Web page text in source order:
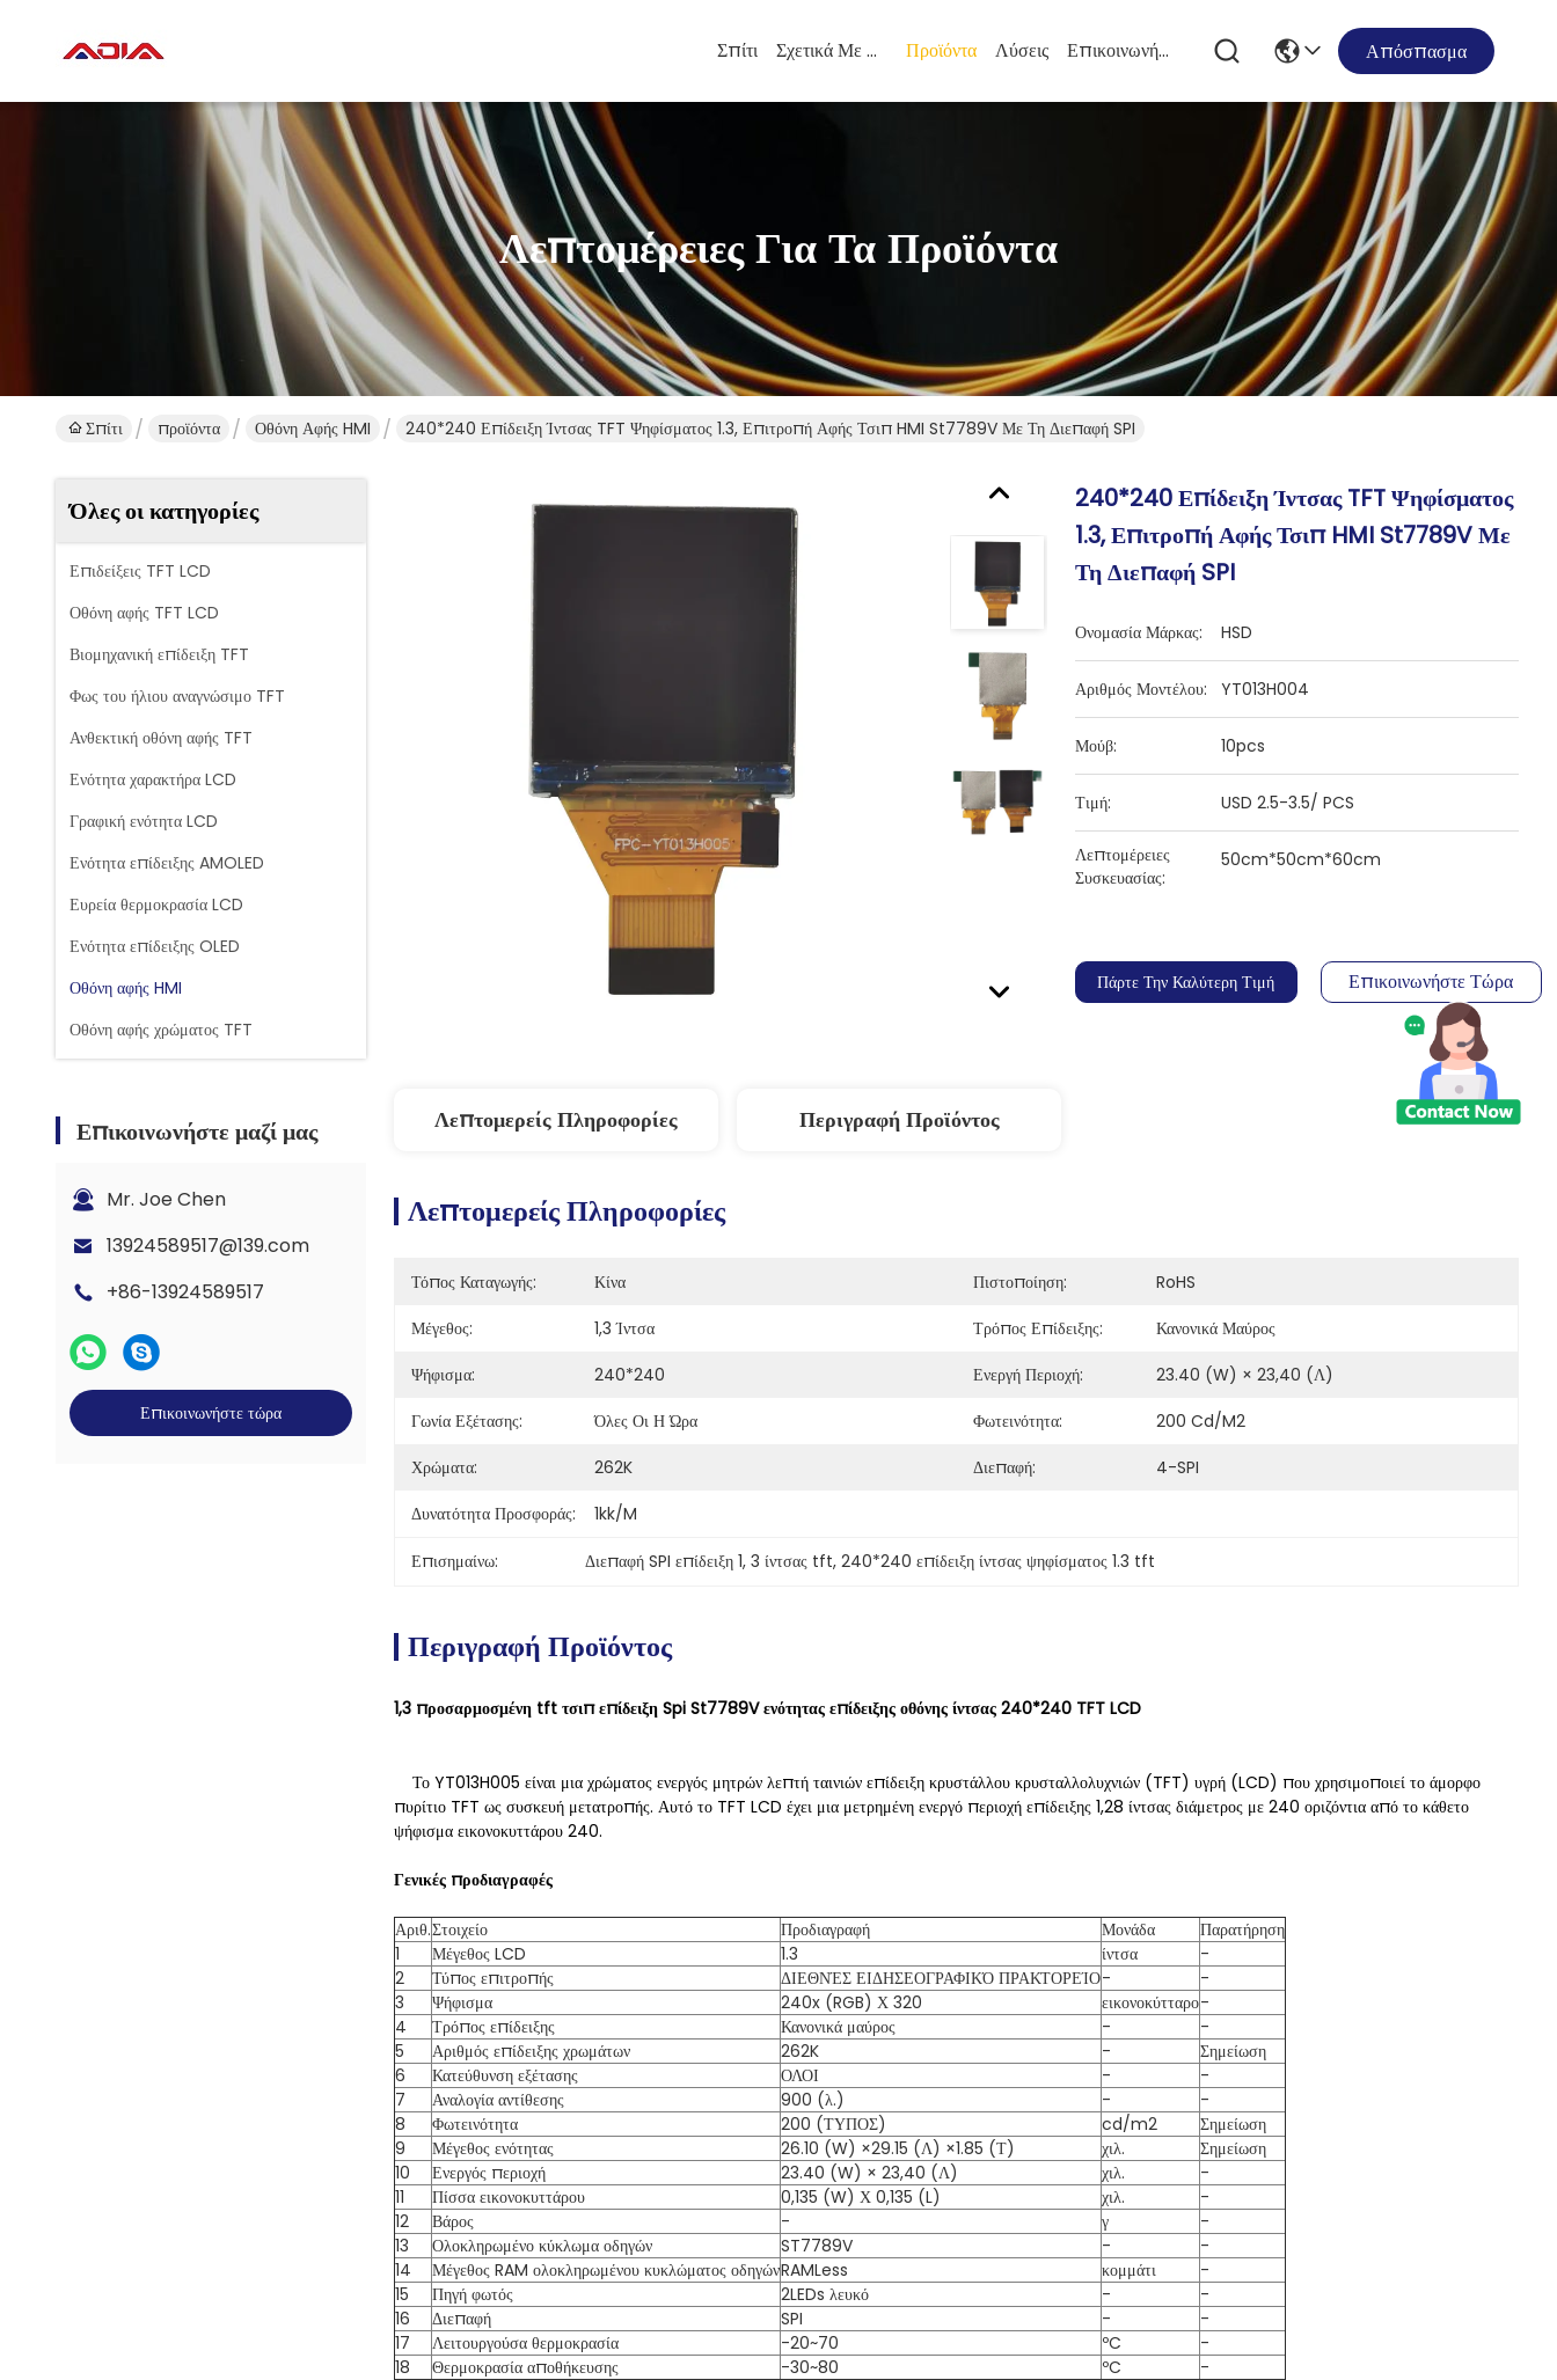
Σπίτι Σχετικά Με Εμάς Προϊόντα Λύσεις Επικοινωνήστε Μαζί Μας Απόσπασμα
Λεπτομέρειες Για Τα Προϊόντα
Σπίτι προϊόντα Οθόνη Αφής HMI 240*240 Επίδειξη Ίντσας TFT Ψηφίσματος 1.3, Επιτροπή Αφής Τσιπ HMI St7789V Με Τη Διεπαφή SPI
Όλες οι κατηγορίες
Επιδείξεις TFT LCD
Οθόνη αφής TFT LCD
Βιομηχανική επίδειξη TFT
Φως του ήλιου αναγνώσιμο TFT
Ανθεκτική οθόνη αφής TFT
Ενότητα χαρακτήρα LCD
Γραφική ενότητα LCD
Ενότητα επίδειξης AMOLED
Ευρεία θερμοκρασία LCD
Ενότητα επίδειξης OLED
Οθόνη αφής HMI
Οθόνη αφής χρώματος TFT
Επικοινωνήστε μαζί μας
Mr. Joe Chen
13924589517@139.com
+86-13924589517
Επικοινωνήστε τώρα
240*240 Επίδειξη Ίντσας TFT Ψηφίσματος
1.3, Επιτροπή Αφής Τσιπ HMI St7789V Με
Τη Διεπαφή SPI
Ονομασία Μάρκας: HSD
Αριθμός Μοντέλου: YT013H004
Μούβ: 10pcs
Τιμή: USD 2.5-3.5/ PCS
Λεπτομέρειες
Συσκευασίας:
50cm*50cm*60cm
Πάρτε Την Καλύτερη Τιμή Επικοινωνήστε Τώρα
Λεπτομερείς Πληροφορίες Περιγραφή Προϊόντος
Λεπτομερείς Πληροφορίες
Τόπος Καταγωγής: Κίνα Πιστοποίηση:
RoHS
Μέγεθος:
1,3 Ίντσα Τρόπος Επίδειξης:
Κανονικά Μαύρος
Ψήφισμα:
240*240 Ενεργή Περιοχή:
23.40 (W) × 23,40 (Λ)
Γωνία Εξέτασης:
Όλες Οι Η Ώρα Φωτεινότητα:
200 Cd/m2
Χρώματα:
262K Διεπαφή:
4-SPI
Δυνατότητα Προσφοράς:
1kk/m
Επισημαίνω: Διεπαφή SPI επίδειξη 1, 3 ίντσας tft, 240*240 επίδειξη ίντσας ψηφίσματος 1.3 tft
Περιγραφή Προϊόντος
1,3 προσαρμοσμένη tft τσιπ επίδειξη Spi St7789V ενότητας επίδειξης οθόνης ίντσας 240*240 TFT LCD
Το YT013H005 είναι μια χρώματος ενεργός μητρών λεπτή ταινιών επίδειξη κρυστάλλου κρυσταλλολυχνιών (TFT) υγρή (LCD) που χρησιμοποιεί το άμορφο
πυρίτιο TFT ως συσκευή μετατροπής. Αυτό το TFT LCD έχει μια μετρημένη ενεργό περιοχή επίδειξης 1,28 ίντσας διάμετρος με 240 οριζόντια από το κάθετο
ψήφισμα εικονοκυττάρου 240.
Γενικές προδιαγραφές
Αριθ.Στοιχείο Προδιαγραφή Μονάδα
Παρατήρηση
1
Μέγεθος LCD 1.3 ίντσα
-
2
Τύπος επιτροπής ΔΙΕΘΝΈΣ ΕΙΔΗΣΕΟΓΡΑΦΙΚΌ ΠΡΑΚΤΟΡΕΊΟ-
-
3
Ψήφισμα 240x (RGB) Χ 320 εικονοκύτταρο-
4
Τρόπος επίδειξης Κανονικά μαύρος -
-
5
Αριθμός επίδειξης χρωμάτων 262K -
Σημείωση
6
Κατεύθυνση εξέτασης ΟΛΟΙ -
-
7
Αναλογία αντίθεσης 900 (λ.) -
-
8
Φωτεινότητα 200 (ΤΥΠΟΣ) cd/m2
Σημείωση
9
Μέγεθος ενότητας 26.10 (W) ×29.15 (Λ) ×1.85 (Τ) χιλ.
Σημείωση
10
Ενεργός περιοχή 23.40 (W) × 23,40 (Λ) χιλ.
-
11
Πίσσα εικονοκυττάρου 0,135 (W) Χ 0,135 (L) χιλ.
-
12
Βάρος - γ
-
13
Ολοκληρωμένο κύκλωμα οδηγών ST7789V -
-
14
Μέγεθος RAM ολοκληρωμένου κυκλώματος οδηγώνRAMLess κομμάτι
-
15
Πηγή φωτός 2LEDs λευκό -
-
16
Διεπαφή SPI -
-
17
Λειτουργούσα θερμοκρασία -20~70 ºC
-
18
Θερμοκρασία αποθήκευσης -30~80 ºC -